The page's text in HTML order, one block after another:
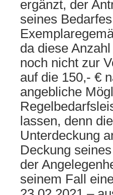
ergänzt, der
seines
da diese
noch nicht zur
auf die 150,- €
angebliche
lassen, denn
Unterdeckung
Deckung
der
seinem Fall